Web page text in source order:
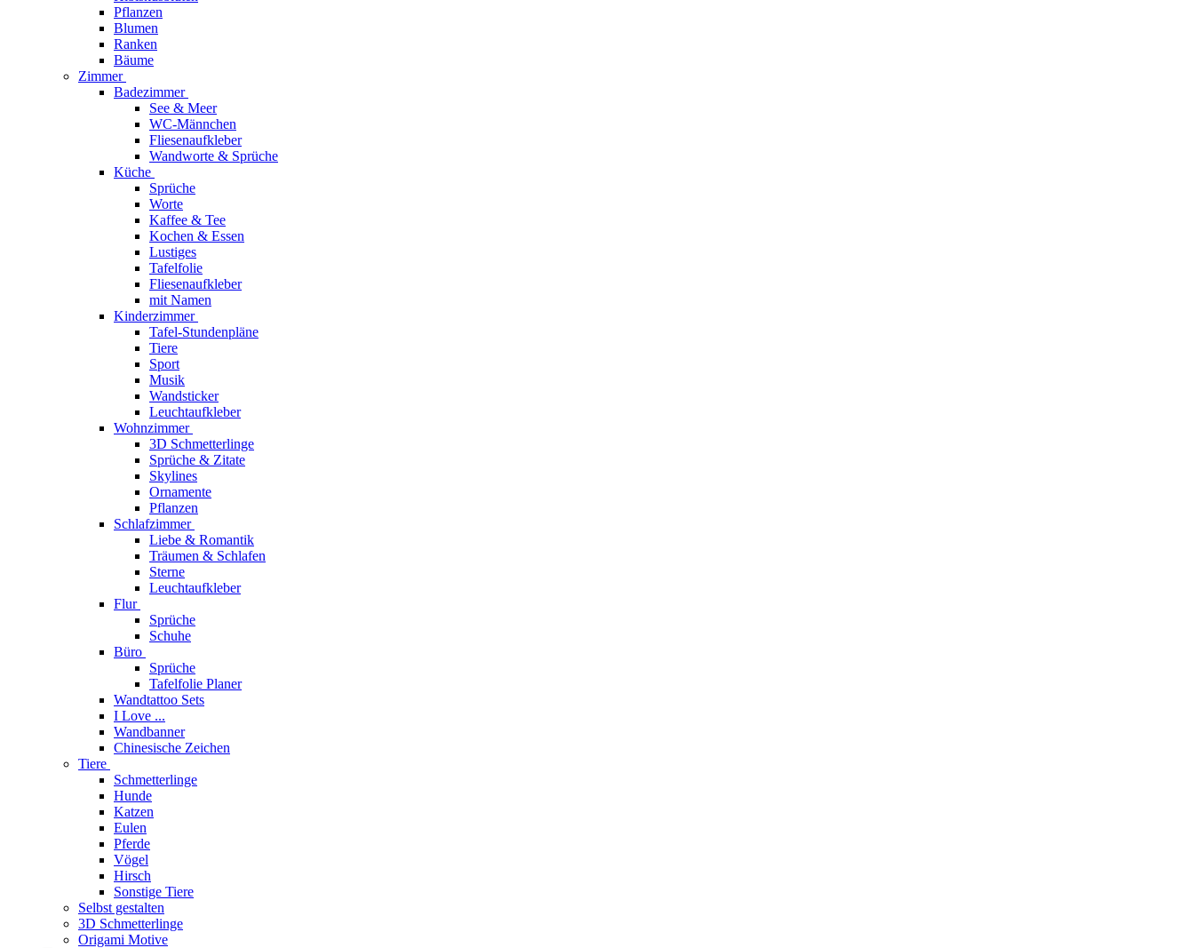
Pflanzen
Blumen
Ranken
Bäume
Zimmer
Badezimmer
See & Meer
WC-Männchen
Fliesenaufkleber
Wandworte & Sprüche
Küche
Sprüche
Worte
Kaffee & Tee
Kochen & Essen
Lustiges
Tafelfolie
Fliesenaufkleber
mit Namen
Kinderzimmer
Tafel-Stundenpläne
Tiere
Sport
Musik
Wandsticker
Leuchtaufkleber
Wohnzimmer
3D Schmetterlinge
Sprüche & Zitate
Skylines
Ornamente
Pflanzen
Schlafzimmer
Liebe & Romantik
Träumen & Schlafen
Sterne
Leuchtaufkleber
Flur
Sprüche
Schuhe
Büro
Sprüche
Tafelfolie Planer
Wandtattoo Sets
I Love ...
Wandbanner
Chinesische Zeichen
Tiere
Schmetterlinge
Hunde
Katzen
Eulen
Pferde
Vögel
Hirsch
Sonstige Tiere
Selbst gestalten
3D Schmetterlinge
Origami Motive